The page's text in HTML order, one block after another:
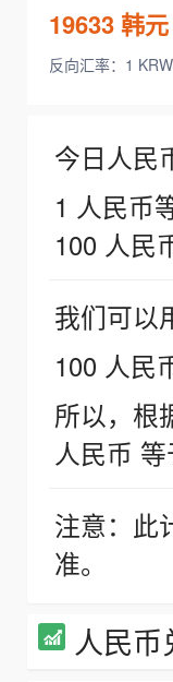
19633韩元
反向汇率：1
今日人民
1 人民币
100 人民
我们可以
100 人民
所以，根
人民币
注意：此
准。
人民币